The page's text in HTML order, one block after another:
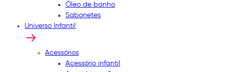
Óleo de banho
Sabonetes
Universo Infantil
Acessórios
Acessório infantil